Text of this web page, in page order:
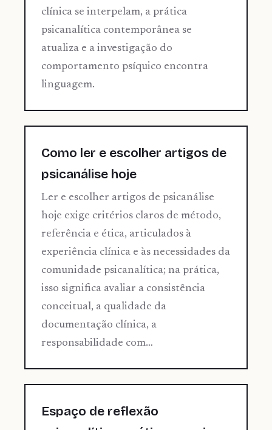
clínica se interpelam, a prática
psicanalítica contemporânea se
atualiza e a investigação do
comportamento psíquico encontra
linguagem.
Como ler e escolher artigos de
psicanálise hoje
Ler e escolher artigos de psicanálise
hoje exige critérios claros de método,
referência e ética, articulados à
experiência clínica e às necessidades da
comunidade psicanalítica; na prática,
isso significa avaliar a consistência
conceitual, a qualidade da
documentação clínica, a
responsabilidade com…
Espaço de reflexão